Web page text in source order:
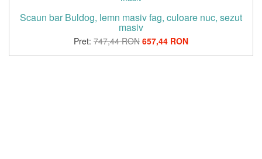
Scaun bar Buldog, lemn masiv fag, culoare nuc, sezut
masiv
Pret: 747,44 RON 657,44 RON